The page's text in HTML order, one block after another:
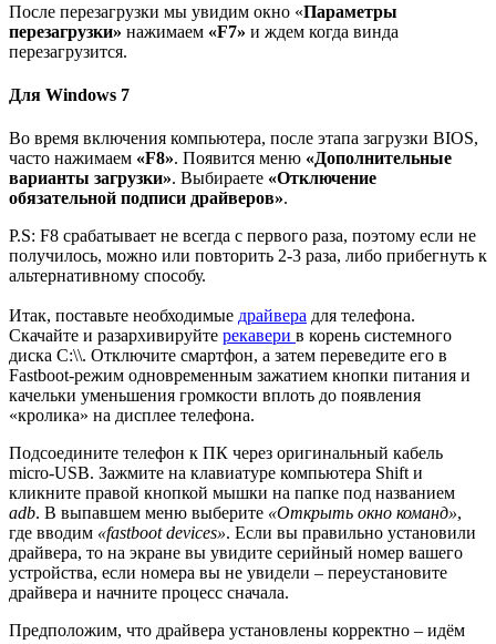
После перезагрузки мы увидим окно «Параметры
перезагрузки» нажимаем «F7» и ждем когда винда
перезагрузится.
Для Windows 7
Во время включения компьютера, после этапа загрузки BIOS,
часто нажимаем «F8». Появится меню «Дополнительные
варианты загрузки». Выбираете «Отключение
обязательной подписи драйверов».
P.S: F8 срабатывает не всегда с первого раза, поэтому если не
получилось, можно или повторить 2-3 раза, либо прибегнуть к
альтернативному способу.
Итак, поставьте необходимые драйвера для телефона.
Скачайте и разархивируйте рекавери в корень системного
диска C:\\. Отключите смартфон, а затем переведите его в
Fastboot-режим одновременным зажатием кнопки питания и
качельки уменьшения громкости вплоть до появления
«кролика» на дисплее телефона.
Подсоедините телефон к ПК через оригинальный кабель
micro-USB. Зажмите на клавиатуре компьютера Shift и
кликните правой кнопкой мышки на папке под названием
adb. В выпавшем меню выберите «Открыть окно команд»,
где вводим «fastboot devices». Если вы правильно установили
драйвера, то на экране вы увидите серийный номер вашего
устройства, если номера вы не увидели – переустановите
драйвера и начните процесс сначала.
Предположим, что драйвера установлены корректно – идём